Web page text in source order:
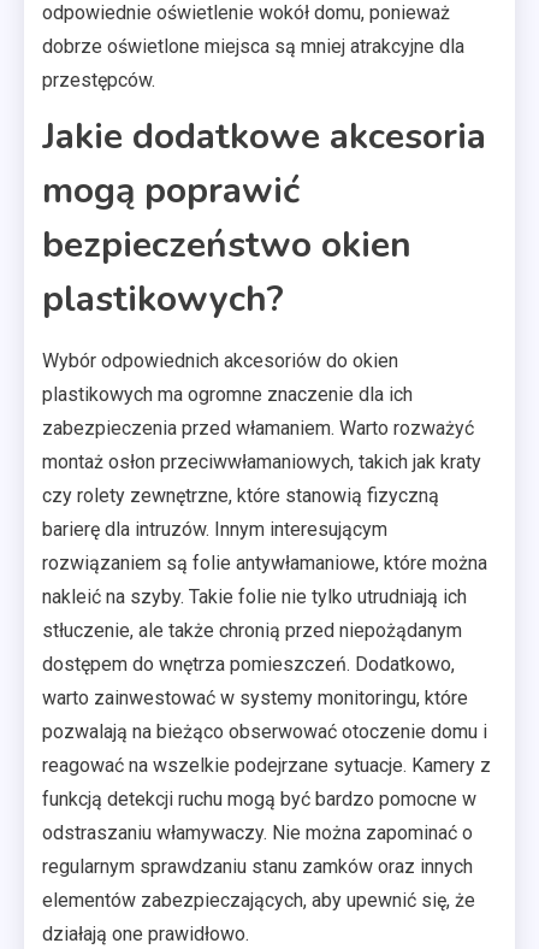
odpowiednie oświetlenie wokół domu, ponieważ
dobrze oświetlone miejsca są mniej atrakcyjne dla
przestępców.
Jakie dodatkowe akcesoria
mogą poprawić
bezpieczeństwo okien
plastikowych?
Wybór odpowiednich akcesoriów do okien
plastikowych ma ogromne znaczenie dla ich
zabezpieczenia przed włamaniem. Warto rozważyć
montaż osłon przeciwwłamaniowych, takich jak kraty
czy rolety zewnętrzne, które stanowią fizyczną
barierę dla intruzów. Innym interesującym
rozwiązaniem są folie antywłamaniowe, które można
nakleić na szyby. Takie folie nie tylko utrudniają ich
stłuczenie, ale także chronią przed niepożądanym
dostępem do wnętrza pomieszczeń. Dodatkowo,
warto zainwestować w systemy monitoringu, które
pozwalają na bieżąco obserwować otoczenie domu i
reagować na wszelkie podejrzane sytuacje. Kamery z
funkcją detekcji ruchu mogą być bardzo pomocne w
odstraszaniu włamywaczy. Nie można zapominać o
regularnym sprawdzaniu stanu zamków oraz innych
elementów zabezpieczających, aby upewnić się, że
działają one prawidłowo.